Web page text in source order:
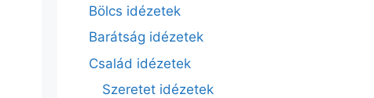
Bölcs idézetek
Barátság idézetek
Család idézetek
Szeretet idézetek